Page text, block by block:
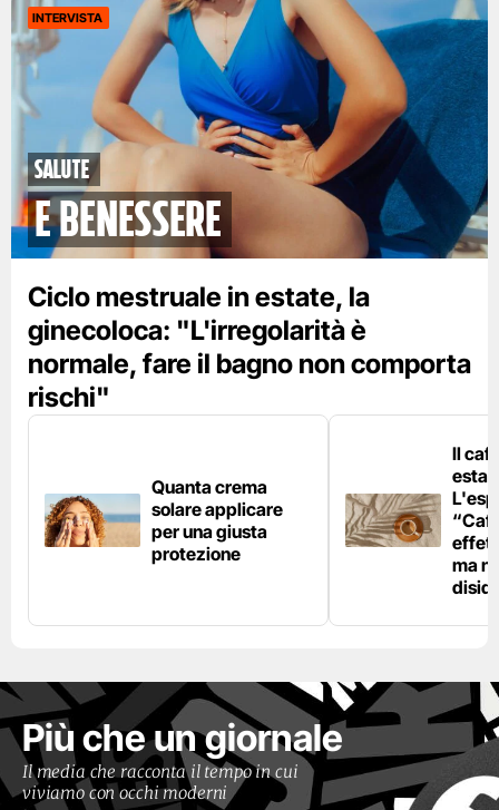
INTERVISTA
Salute
e benessere
Ciclo mestruale in estate, la
ginecoloca: "L'irregolarità è
normale, fare il bagno non comporta
rischi"
Quanta crema
solare applicare
per una giusta
protezione
Il
ma
Più che un giornale
Il media che racconta il tempo in cui
viviamo con occhi moderni